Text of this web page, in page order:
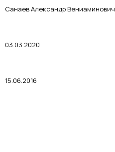
Санаев Александр Вениаминович
03.03.2020
15.06.2016